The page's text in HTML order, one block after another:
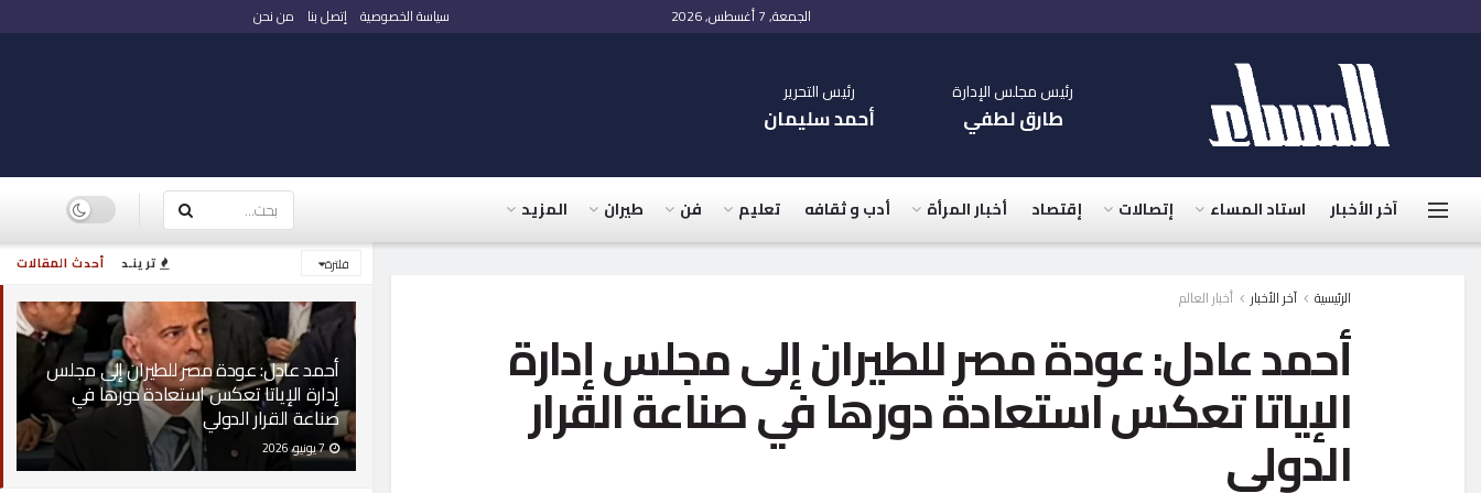
أحدث المقالات ترينـد فلترة
أحمد عادل: عودة مصر للطيران إلى مجلس
إدارة الإياتا تعكس استعادة دورها في
صناعة القرار الدولي
7 يونيو، 2026
الجمعة, 7 أغسطس, 2026 سياسة الخصوصية إتصل بنا من نحن
رئيس مجلس الإدارة
طارق لطفي
رئيس التحرير
أحمد سليمان
آخر الأخبار استاد المساء إتصالات إقتصاد أخبار المرأة أدب و ثقافه تعليم فن طيران المزيد
الرئيسية آخر الأخبار أخبار العالم
أحمد عادل: عودة مصر للطيران إلى مجلس إدارة
الإياتا تعكس استعادة دورها في صناعة القرار
الدولي